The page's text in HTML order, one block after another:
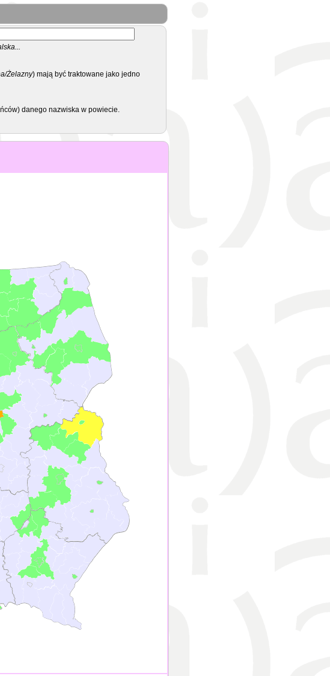
Żelazny) mają być traktowane jako jedno
danego nazwiska w powiecie.